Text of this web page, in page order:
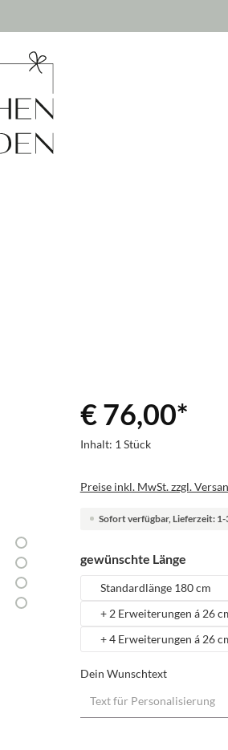
€ 76,00*
Inhalt: 1 Stück
Preise inkl. MwSt. zzgl.
Sofort verfügbar, Lieferzeit: 1-
gewünschte Länge
Standardlänge 180 cm
+ 2 Erweiterungen á 26
+ 4 Erweiterungen á 26
Dein Wunschtext